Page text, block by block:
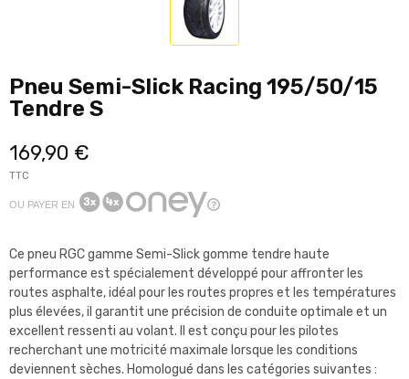
Pneu Semi-Slick Racing 195/50/15
Tendre S
169,90 €
TTC
OU PAYER EN
Ce pneu RGC gamme Semi-Slick gomme tendre haute
performance est spécialement développé pour affronter les
routes asphalte, idéal pour les routes propres et les températures
plus élevées, il garantit une précision de conduite optimale et un
excellent ressenti au volant. Il est conçu pour les pilotes
recherchant une motricité maximale lorsque les conditions
deviennent sèches. Homologué dans les catégories suivantes :